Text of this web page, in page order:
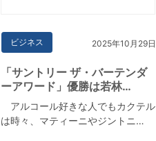
ビジネス 2025年10月29日
「サントリー ザ・バーテンダ
ーアワード」優勝は若林…
アルコール好きな人でもカクテル
は時々、マティーニやジントニ…